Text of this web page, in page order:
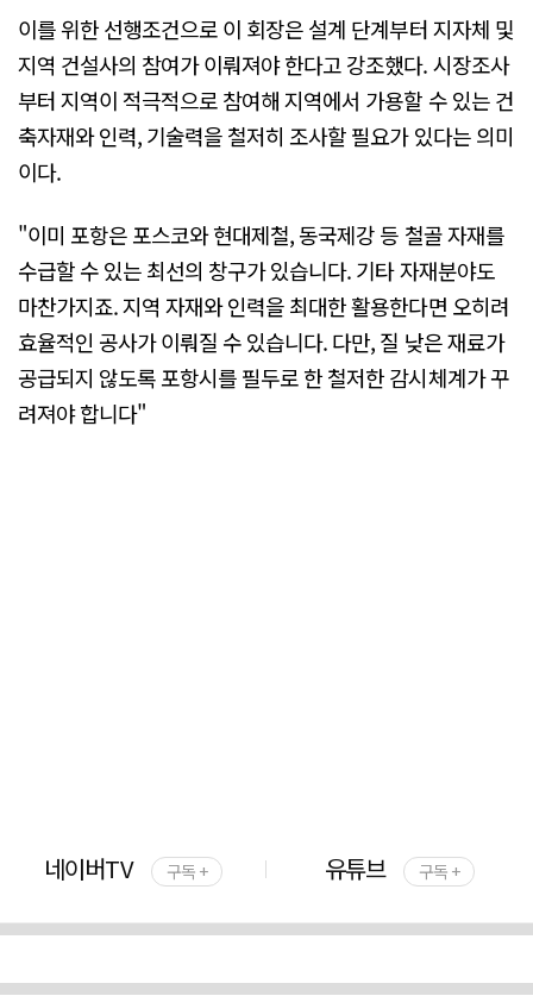
이를 위한 선행조건으로 이 회장은 설계 단계부터 지자체 및
지역 건설사의 참여가 이뤄져야 한다고 강조했다. 시장조사
부터 지역이 적극적으로 참여해 지역에서 가용할 수 있는 건
축자재와 인력, 기술력을 철저히 조사할 필요가 있다는 의미
이다.
"이미 포항은 포스코와 현대제철, 동국제강 등 철골 자재를
수급할 수 있는 최선의 창구가 있습니다. 기타 자재분야도
마찬가지죠. 지역 자재와 인력을 최대한 활용한다면 오히려
효율적인 공사가 이뤄질 수 있습니다. 다만, 질 낮은 재료가
공급되지 않도록 포항시를 필두로 한 철저한 감시체계가 꾸
려져야 합니다"
네이버TV 구독 + 유튜브 구독 +